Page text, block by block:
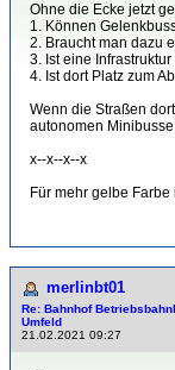
Ohne die Ecke jetzt
1. Können
2. Braucht man dazu
3. Ist eine
4. Ist dort Platz zum
Wenn die Straßen
autonomen
x--x--x--x
Für mehr gelbe
merlinbt01
Re: Bahnhof
Umfeld
21.02.2021 09:27